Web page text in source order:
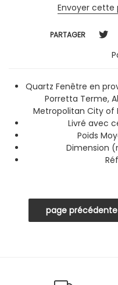
Envoyer
PARTAGER
Quartz Fenêtre en
Porretta Terme,
Metropolitan City of
Livré avec
Poids
Dimension